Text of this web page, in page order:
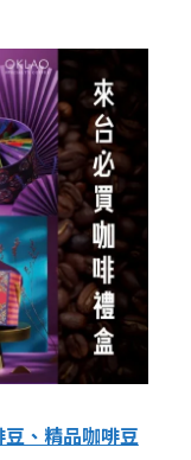
豆、精品咖啡豆